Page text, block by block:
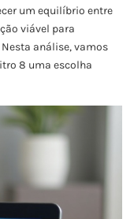
um equilíbrio entre
viável para
análise, vamos
8 uma escolha